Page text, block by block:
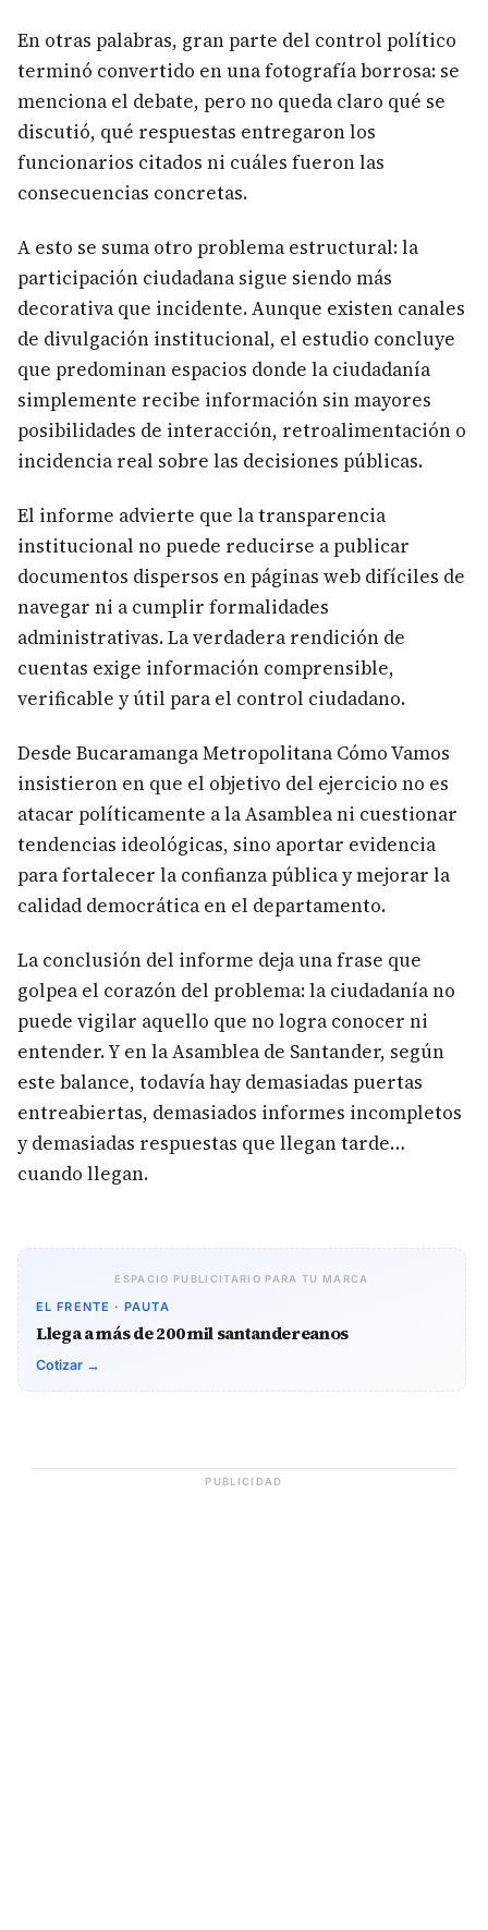
En otras palabras, gran parte del control político
terminó convertido en una fotografía borrosa: se
menciona el debate, pero no queda claro qué se
discutió, qué respuestas entregaron los
funcionarios citados ni cuáles fueron las
consecuencias concretas.
A esto se suma otro problema estructural: la
participación ciudadana sigue siendo más
decorativa que incidente. Aunque existen canales
de divulgación institucional, el estudio concluye
que predominan espacios donde la ciudadanía
simplemente recibe información sin mayores
posibilidades de interacción, retroalimentación o
incidencia real sobre las decisiones públicas.
El informe advierte que la transparencia
institucional no puede reducirse a publicar
documentos dispersos en páginas web difíciles de
navegar ni a cumplir formalidades
administrativas. La verdadera rendición de
cuentas exige información comprensible,
verificable y útil para el control ciudadano.
Desde Bucaramanga Metropolitana Cómo Vamos
insistieron en que el objetivo del ejercicio no es
atacar políticamente a la Asamblea ni cuestionar
tendencias ideológicas, sino aportar evidencia
para fortalecer la confianza pública y mejorar la
calidad democrática en el departamento.
La conclusión del informe deja una frase que
golpea el corazón del problema: la ciudadanía no
puede vigilar aquello que no logra conocer ni
entender. Y en la Asamblea de Santander, según
este balance, todavía hay demasiadas puertas
entreabiertas, demasiados informes incompletos
y demasiadas respuestas que llegan tarde…
cuando llegan.
ESPACIO PUBLICITARIO PARA TU MARCA
EL FRENTE · PAUTA
Llega a más de 200 mil santandereanos
Cotizar →
PUBLICIDAD